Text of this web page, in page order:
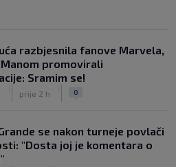
razbjesnila fanove Marvela,
promovirali
Sramim se!
prije 2 h 0
se nakon turneje povlači
"Dosta joj je komentara o